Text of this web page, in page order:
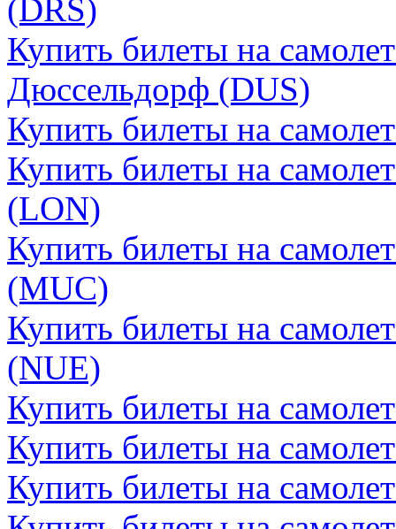
(DRS)
Купить билеты на
Дюссельдорф (DUS)
Купить билеты на
Купить билеты на
(LON)
Купить билеты на
(MUC)
Купить билеты на
(NUE)
Купить билеты на
Купить билеты на
Купить билеты на